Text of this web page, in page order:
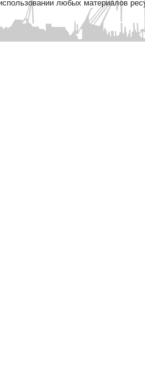
любых материалов